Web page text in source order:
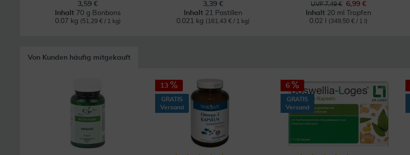
3,59 €
Inhalt 70 g Bonbons
0.07 kg (51,29 € / 1 kg)
3,39 €
Inhalt 21 Pastillen
0.021 kg (161,43 € / 1 kg)
UVP 7,49 €
6,99 €
Inhalt 20 ml Tropfen
0.02 l
(349,50 € / 1 l)
Von Kunden häufig mitgekauft
13
GRATIS
Versand
6
GRATIS
Versand